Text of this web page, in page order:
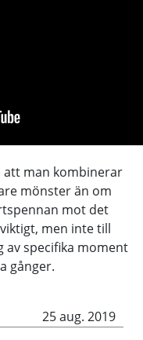
att man kombinerar
mönster än om
mot det
men inte till
av specifika moment
gånger.
25 aug. 2019